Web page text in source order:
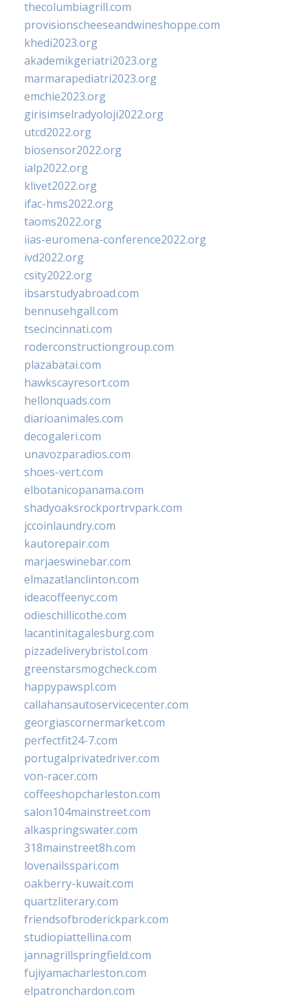
thecolumbiagrill.com
provisionscheeseandwineshoppe.com
khedi2023.org
akademikgeriatri2023.org
marmarapediatri2023.org
emchie2023.org
girisimselradyoloji2022.org
utcd2022.org
biosensor2022.org
ialp2022.org
klivet2022.org
ifac-hms2022.org
taoms2022.org
iias-euromena-conference2022.org
ivd2022.org
csity2022.org
ibsarstudyabroad.com
bennusehgall.com
tsecincinnati.com
roderconstructiongroup.com
plazabatai.com
hawkscayresort.com
hellonquads.com
diarioanimales.com
decogaleri.com
unavozparadios.com
shoes-vert.com
elbotanicopanama.com
shadyoaksrockportrvpark.com
jccoinlaundry.com
kautorepair.com
marjaeswinebar.com
elmazatlanclinton.com
ideacoffeenyc.com
odieschillicothe.com
lacantinitagalesburg.com
pizzadeliverybristol.com
greenstarsmogcheck.com
happypawspl.com
callahansautoservicecenter.com
georgiascornermarket.com
perfectfit24-7.com
portugalprivatedriver.com
von-racer.com
coffeeshopcharleston.com
salon104mainstreet.com
alkaspringswater.com
318mainstreet8h.com
lovenailsspari.com
oakberry-kuwait.com
quartzliterary.com
friendsofbroderickpark.com
studiopiattellina.com
jannagrillspringfield.com
fujiyamacharleston.com
elpatronchardon.com